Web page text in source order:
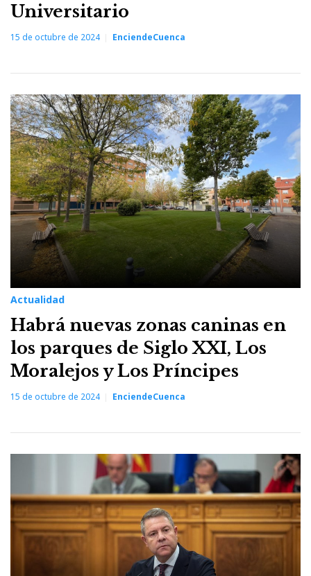
Universitario
15 de octubre de 2024 EnciendeCuenca
Actualidad
Habrá nuevas zonas caninas en
los parques de Siglo XXI, Los
Moralejos y Los Príncipes
15 de octubre de 2024 EnciendeCuenca